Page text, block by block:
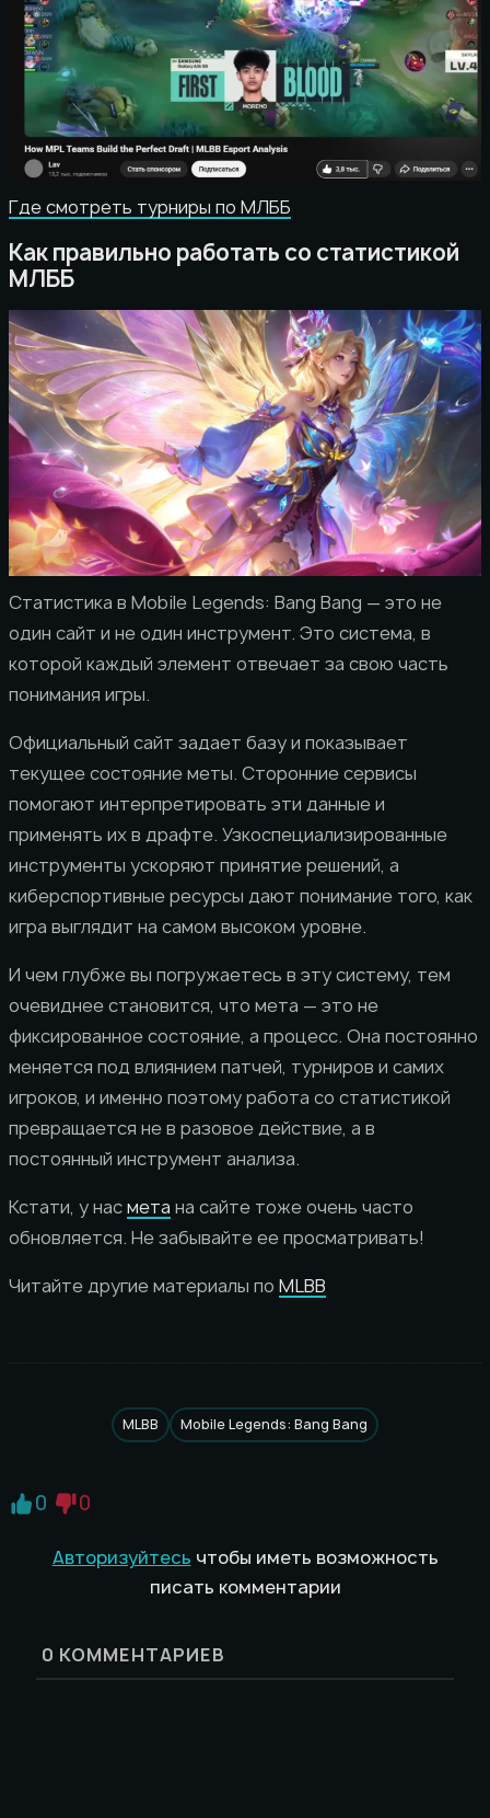
Где смотреть турниры по МЛББ
Как правильно работать со статистикой
МЛББ
Статистика в Mobile Legends: Bang Bang — это не
один сайт и не один инструмент. Это система, в
которой каждый элемент отвечает за свою часть
понимания игры.
Официальный сайт задает базу и показывает
текущее состояние меты. Сторонние сервисы
помогают интерпретировать эти данные и
применять их в драфте. Узкоспециализированные
инструменты ускоряют принятие решений, а
киберспортивные ресурсы дают понимание того, как
игра выглядит на самом высоком уровне.
И чем глубже вы погружаетесь в эту систему, тем
очевиднее становится, что мета — это не
фиксированное состояние, а процесс. Она постоянно
меняется под влиянием патчей, турниров и самих
игроков, и именно поэтому работа со статистикой
превращается не в разовое действие, а в
постоянный инструмент анализа.
Кстати, у насмета на сайте тоже очень часто
обновляется. Не забывайте ее просматривать!
Читайте другие материалы по MLBB
MLBB Mobile Legends: Bang Bang
0 0
Авторизуйтесь чтобы иметь возможность
писать комментарии
0 КОММЕНТАРИЕВ